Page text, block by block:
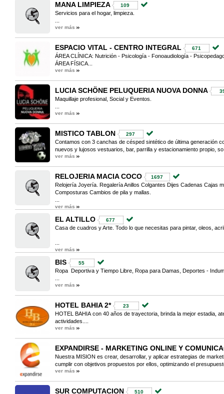
MANA LIMPIEZA 109
Servicios para el hogar, limpieza.
ver más
ESPACIO VITAL - CENTRO INTEGRAL 671
ÁREA CLÍNICA: Nutrición - Psicología - Fonoaudiología -
ÁREA FÍSICA...
ver más
LUCIA SCHÖNE PELUQUERIA NUOVA DONNA
Maquillaje profesional, Social y Eventos.
ver más
MISTICO TABLON 297
Contamos con 3 canchas de césped sintético de última generación
nuevos y lujosos vestuarios, bar, parrilla y estacionamiento propio,
ver más
RELOJERIA MACIA COCO 1697
Relojería Joyería. Regalería Anillos Colgantes Dijes Cadenas Cajas
Composturas Cambios de pila y mallas.
ver más
EL ALTILLO 677
Casa de cuadros y Arte. Todo lo que necesitas para pintar, oleos,
ver más
BIS 55
Ropa Deportiva y Tiempo Libre, Ropa para Damas, Deportes -
ver más
HOTEL BAHIA 2* 23
HOTEL BAHIA con 40 años de trayectoria, brinda la mejor estadia,
actividades....
ver más
EXPANDIRSE - MARKETING ONLINE Y
Nuestra MISION es crear, desarrollar, y aplicar estrategias de
cumplir con objetivos propuestos por ellos, optimizando el
ver más
SUR COMPUTACION 510